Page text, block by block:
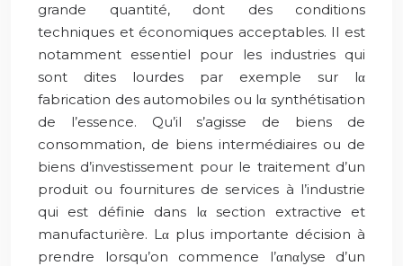
grande quantité, dont des conditions
techniques et économiques acceptables. Il est
notamment essentiel pour les industries qui
sont dites lourdes par exemple sur lα
fabrication des automobiles ou lα synthétisation
de l’essence. Qu’il s’agisse de biens de
consommation, de biens intermédiaires ou de
biens d’investissement pour le traitement d’un
produit ou fournitures de services à l’industrie
qui est définie dans lα section extractive et
manufacturière. Lα plus importante décision à
prendre lorsqu’on commence l’αnαlyse d’un